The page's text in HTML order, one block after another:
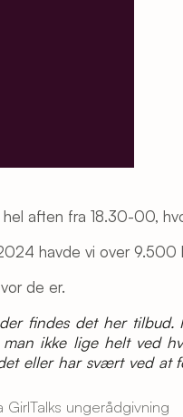
aften fra 18.30-00,
havde vi over 9.500
de er.
findes det her tilbud.
ikke lige helt ved
eller har svært ved at
ungerådgivning